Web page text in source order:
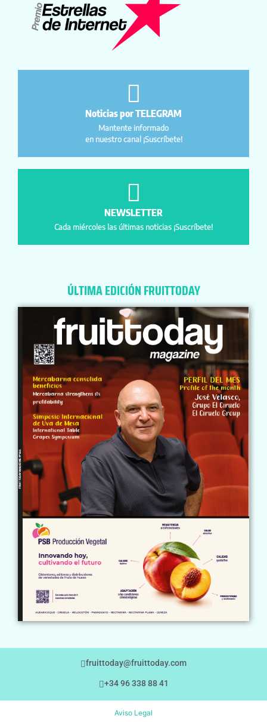
Noticias por TELEGRAM
Mantente informado
en nuestro canal ¡Suscríbete!
NEWSLETTER
Cada miércoles las últimas noticias ¡Suscríbete!
ÚLTIMA EDICIÓN FRUITTODAY
fruittoday@fruittoday.com
+34 96 338 88 41
Aviso Legal